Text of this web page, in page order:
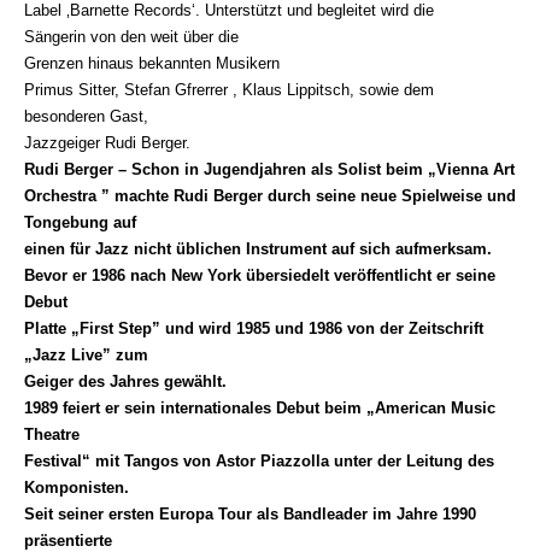
Label ‚Barnette Records‘. Unterstützt und begleitet wird die
Sängerin von den weit über die
Grenzen hinaus bekannten Musikern
Primus Sitter, Stefan Gfrerrer , Klaus Lippitsch, sowie dem
besonderen Gast,
Jazzgeiger Rudi Berger.
Rudi Berger – Schon in Jugendjahren als Solist beim „Vienna Art
Orchestra ” machte Rudi Berger durch seine neue Spielweise und
Tongebung auf
einen für Jazz nicht üblichen Instrument auf sich aufmerksam.
Bevor er 1986 nach New York übersiedelt veröffentlicht er seine
Debut
Platte „First Step” und wird 1985 und 1986 von der Zeitschrift
„Jazz Live” zum
Geiger des Jahres gewählt.
1989 feiert er sein internationales Debut beim „American Music
Theatre
Festival“ mit Tangos von Astor Piazzolla unter der Leitung des
Komponisten.
Seit seiner ersten Europa Tour als Bandleader im Jahre 1990
präsentierte